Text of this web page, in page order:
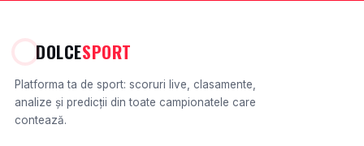
DOLCESPORT
Platforma ta de sport: scoruri live, clasamente,
analize și predicții din toate campionatele care
contează.